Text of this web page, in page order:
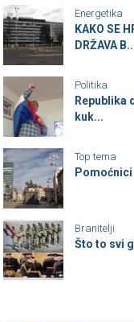
Energetika
KAKO SE
DRŽAVA
Politika
Republika
kuk...
Top tema
Branitelji
Što to svi